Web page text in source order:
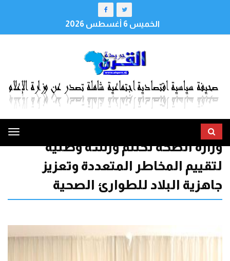
الخميس 6 أغسطس 2026
وزارة الصحة تختتم ورشة وطنية
لتقييم المخاطر المتعددة وتعزيز
جاهزية البلاد للطوارئ الصحية